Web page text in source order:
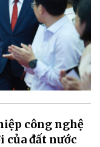
công nghệ
đất nước